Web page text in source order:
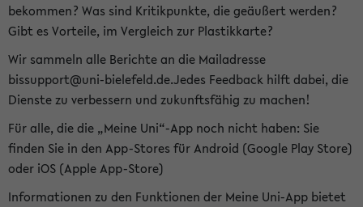
bekommen? Was sind Kritikpunkte, die geäußert werden?
Gibt es Vorteile, im Vergleich zur Plastikkarte?
Wir sammeln alle Berichte an die Mailadresse
bissupport@uni-bielefeld.de.Jedes Feedback hilft dabei, die
Dienste zu verbessern und zukunftsfähig zu machen!
Für alle, die die „Meine Uni“-App noch nicht haben: Sie
finden Sie in den App-Stores für Android (Google Play Store)
oder iOS (Apple App-Store)
Informationen zu den Funktionen der Meine Uni-App bietet